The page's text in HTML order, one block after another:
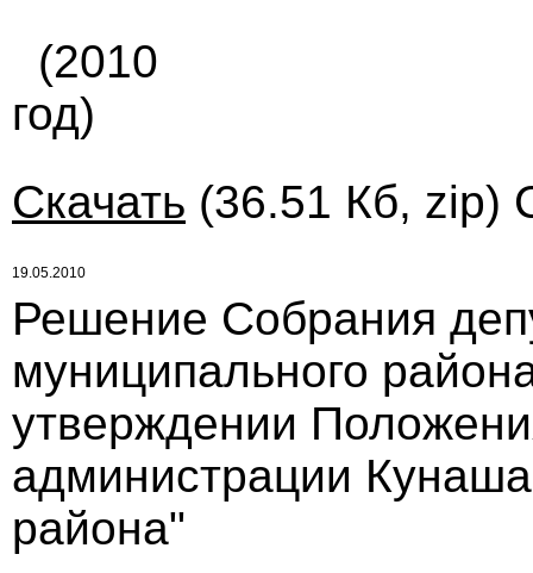
(2010
год)
Скачать (36.51 Кб, zip)
19.05.2010
Решение Собрания
муниципального
утверждении
администрации
района"